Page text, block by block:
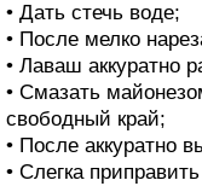
• Дать стечь воде;
• После мелко
• Лаваш аккуратно
• Смазать
свободный край;
• После аккуратно
• Слегка